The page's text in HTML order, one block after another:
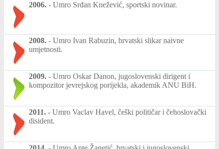
2006. - Umro Srđan Knežević, sportski novinar.
2008. - Umro Ivan Rabuzin, hrvatski slikar naivne
umjetnosti.
2009. - Umro Oskar Danon, jugoslovenski dirigent i
kompozitor jevrejskog porijekla, akademik ANU BiH.
2011. - Umro Vaclav Havel, češki političar i čehoslovački
disident.